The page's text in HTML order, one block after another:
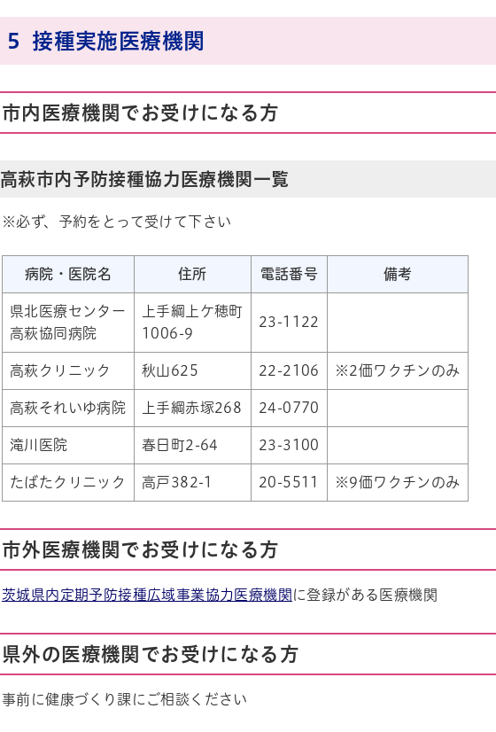
5 接種実施医療機関
市内医療機関でお受けになる方
高萩市内予防接種協力医療機関一覧
※必ず、予約をとって受けて下さい
病院・医院名 住所 電話番号 備考
県北医療センター
高萩協同病院
上手綱上ケ穂町
1006-9
23-1122
高萩クリニック 秋山625 22-2106 ※2価ワクチンのみ
高萩それいゆ病院 上手綱赤塚268 24-0770
滝川医院 春日町2-64 23-3100
たばたクリニック 高戸382-1 20-5511 ※9価ワクチンのみ
市外医療機関でお受けになる方
茨城県内定期予防接種広域事業協力医療機関 に登録がある医療機関
県外の医療機関でお受けになる方
事前に健康づくり課にご相談ください